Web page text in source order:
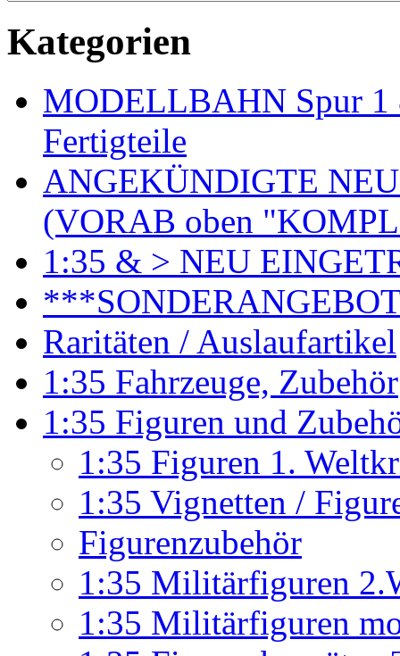
Kategorien
MODELLBAHN Spur 1
Fertigteile
ANGEKÜNDIGTE
(VORAB oben
1:35 & > NEU
Raritäten / Auslaufartikel
1:35 Fahrzeuge, Zubehör
1:35 Figuren und
1:35 Figuren 1.
1:35 Vignetten /
Figurenzubehör
1:35 Militärfiguren
1:35 Militärfiguren